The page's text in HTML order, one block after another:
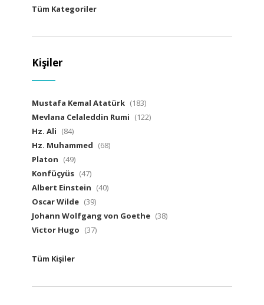
Tüm Kategoriler
Kişiler
Mustafa Kemal Atatürk (183)
Mevlana Celaleddin Rumi (122)
Hz. Ali (84)
Hz. Muhammed (68)
Platon (49)
Konfüçyüs (47)
Albert Einstein (40)
Oscar Wilde (39)
Johann Wolfgang von Goethe (38)
Victor Hugo (37)
Tüm Kişiler